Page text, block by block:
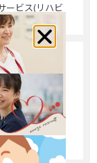
ービス(リハビ
を訪問し、体
目指したリ